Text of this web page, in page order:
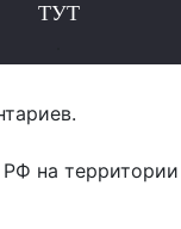
ТУТ
на